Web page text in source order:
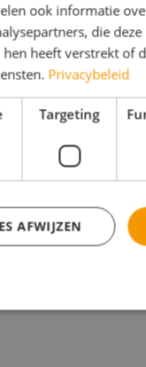
ook informatie
die
heeft verstrekt of
Privacybeleid
Targeting
AFWIJZEN